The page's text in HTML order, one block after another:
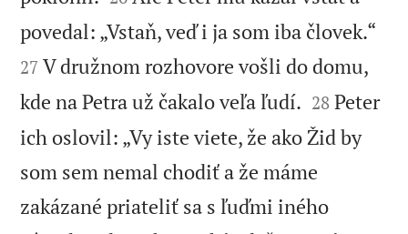
povedal: „Vstaň, veď i ja som iba človek.“
27 V družnom rozhovore vošli do domu,
kde na Petra už čakalo veľa ľudí. 

28 Peter
ich oslovil: „Vy iste viete, že ako Žid by
som sem nemal chodiť a že máme
zakázané priateliť sa s ľuďmi iného